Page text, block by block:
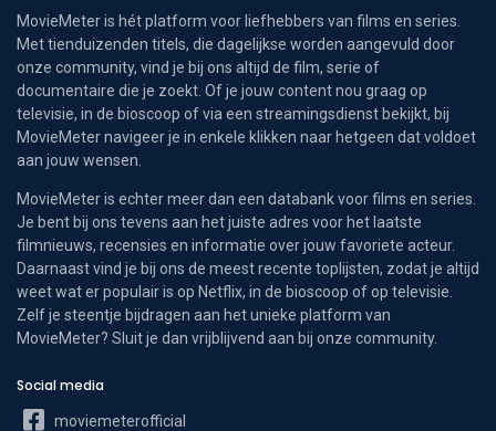
MovieMeter is hét platform voor liefhebbers van films en series.
Met tienduizenden titels, die dagelijkse worden aangevuld door
onze community, vind je bij ons altijd de film, serie of
documentaire die je zoekt. Of je jouw content nou graag op
televisie, in de bioscoop of via een streamingsdienst bekijkt, bij
MovieMeter navigeer je in enkele klikken naar hetgeen dat voldoet
aan jouw wensen.
MovieMeter is echter meer dan een databank voor films en series.
Je bent bij ons tevens aan het juiste adres voor het laatste
filmnieuws, recensies en informatie over jouw favoriete acteur.
Daarnaast vind je bij ons de meest recente toplijsten, zodat je altijd
weet wat er populair is op Netflix, in de bioscoop of op televisie.
Zelf je steentje bijdragen aan het unieke platform van
MovieMeter? Sluit je dan vrijblijvend aan bij onze community.
Social media
moviemeterofficial